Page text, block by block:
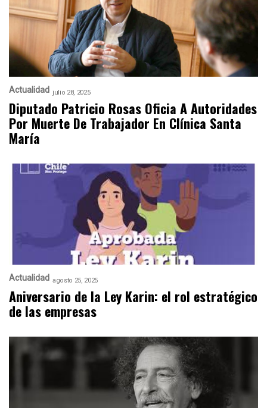
Actualidad julio 28, 2025
Diputado Patricio Rosas Oficia A Autoridades
Por Muerte De Trabajador En Clínica Santa
María
Actualidad agosto 25, 2025
Aniversario de la Ley Karin: el rol estratégico
de las empresas